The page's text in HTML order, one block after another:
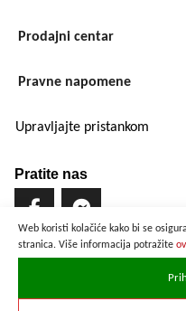
Web koristi kolačiće kako bi se
stranica. Više informacija potražite
Prodajni centar
Pravne napomene
Upravljajte pristankom
Pratite nas
Brzo i sigurno plaćanje